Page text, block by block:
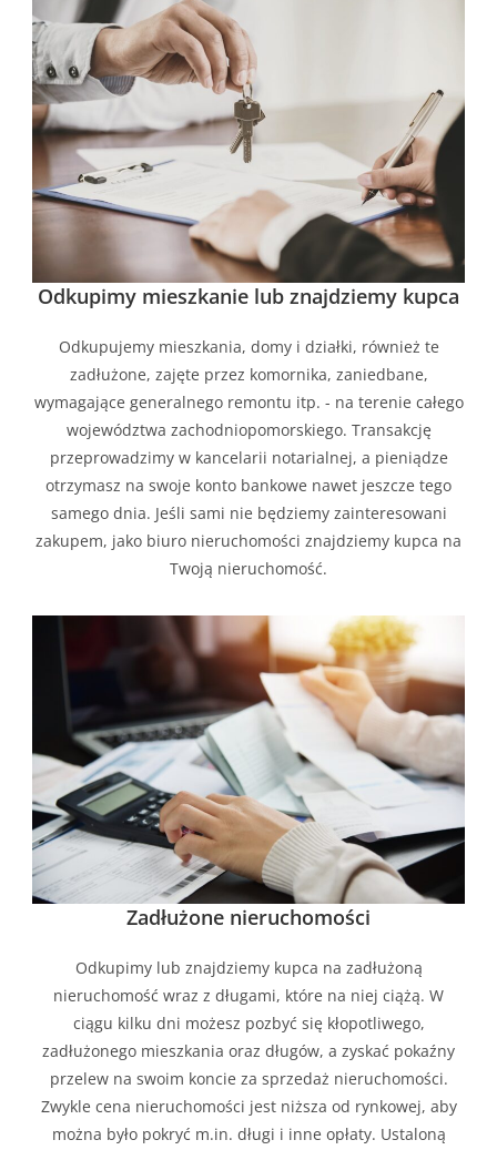
Odkupimy mieszkanie lub znajdziemy kupca
Odkupujemy mieszkania, domy i działki, również te
zadłużone, zajęte przez komornika, zaniedbane,
wymagające generalnego remontu itp. - na terenie całego
województwa zachodniopomorskiego. Transakcję
przeprowadzimy w kancelarii notarialnej, a pieniądze
otrzymasz na swoje konto bankowe nawet jeszcze tego
samego dnia. Jeśli sami nie będziemy zainteresowani
zakupem, jako biuro nieruchomości znajdziemy kupca na
Twoją nieruchomość.
Zadłużone nieruchomości
Odkupimy lub znajdziemy kupca na zadłużoną
nieruchomość wraz z długami, które na niej ciążą. W
ciągu kilku dni możesz pozbyć się kłopotliwego,
zadłużonego mieszkania oraz długów, a zyskać pokaźny
przelew na swoim koncie za sprzedaż nieruchomości.
Zwykle cena nieruchomości jest niższa od rynkowej, aby
można było pokryć m.in. długi i inne opłaty. Ustaloną